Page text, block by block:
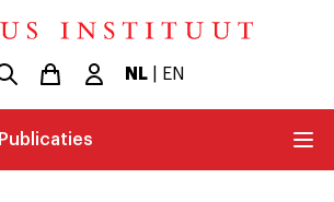
NL| EN
Publicaties